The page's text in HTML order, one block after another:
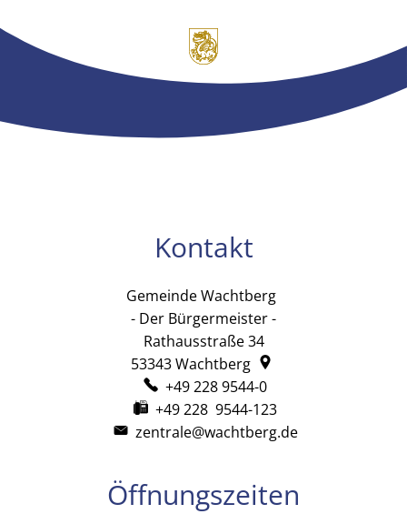
Kontakt
Gemeinde Wachtberg
- Der Bürgermeister -
Rathausstraße 34
53343Wachtberg
+49 228 9544-0
+49 228 9544-123
zentrale@wachtberg.de
Öffnungszeiten